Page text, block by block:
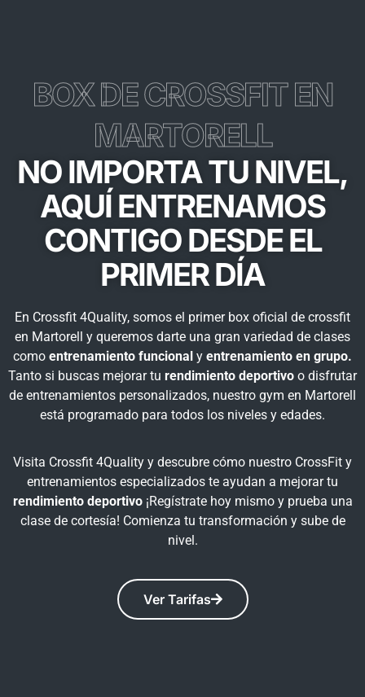
BOX DE CROSSFIT EN
MARTORELL
NO IMPORTA TU NIVEL,
AQUÍ ENTRENAMOS
CONTIGO DESDE EL
PRIMER DÍA
En Crossfit 4Quality, somos el primer box oficial de crossfit
en Martorell y queremos darte una gran variedad de clases
como entrenamiento funcional y entrenamiento en grupo.
Tanto si buscas mejorar tu rendimiento deportivo o disfrutar
de entrenamientos personalizados, nuestro gym en Martorell
está programado para todos los niveles y edades.
Visita Crossfit 4Quality y descubre cómo nuestro CrossFit y
entrenamientos especializados te ayudan a mejorar tu
rendimiento deportivo¡Regístrate hoy mismo y prueba una
clase de cortesía! Comienza tu transformación y sube de
nivel.
Ver Tarifas